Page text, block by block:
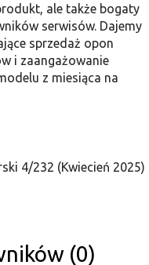
ale także bogaty
serwisów. Dajemy
sprzedaż opon
i zaangażowanie
z miesiąca na
4/232 (Kwiecień 2025)
(0)